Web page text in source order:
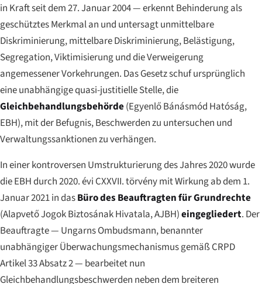
in Kraft seit dem 27. Januar 2004 — erkennt Behinderung als
geschütztes Merkmal an und untersagt unmittelbare
Diskriminierung, mittelbare Diskriminierung, Belästigung,
Segregation, Viktimisierung und die Verweigerung
angemessener Vorkehrungen. Das Gesetz schuf ursprünglich
eine unabhängige quasi-justitielle Stelle, die
Gleichbehandlungsbehörde(Egyenlő Bánásmód Hatóság,
EBH), mit der Befugnis, Beschwerden zu untersuchen und
Verwaltungssanktionen zu verhängen.
In einer kontroversen Umstrukturierung des Jahres 2020 wurde
die EBH durch2020. évi CXXVII. törvénymit Wirkung ab dem 1.
Januar 2021 in dasBüro des Beauftragten für Grundrechte
(Alapvető Jogok Biztosának Hivatala, AJBH)eingegliedert. Der
Beauftragte — Ungarns Ombudsmann, benannter
unabhängiger Überwachungsmechanismus gemäß CRPD
Artikel 33 Absatz 2 — bearbeitet nun
Gleichbehandlungsbeschwerden neben dem breiteren